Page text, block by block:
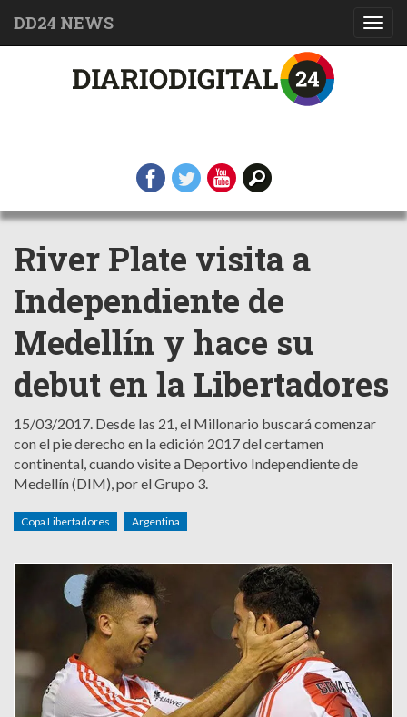
DD24 NEWS
River Plate visita a
Independiente de
Medellín y hace su
debut en la Libertadores
15/03/2017. Desde las 21, el Millonario buscará comenzar
con el pie derecho en la edición 2017 del certamen
continental, cuando visite a Deportivo Independiente de
Medellín (DIM), por el Grupo 3.
Copa Libertadores Argentina